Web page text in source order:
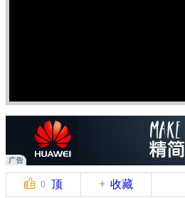
0 顶 收藏